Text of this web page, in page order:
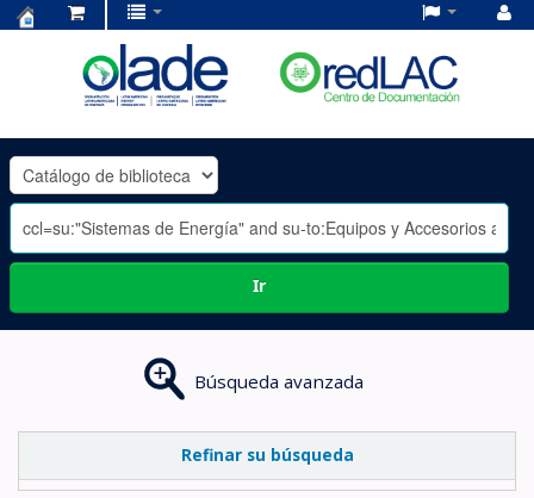
OLADE
-
Ir
Búsqueda avanzada
Refinar su búsqueda